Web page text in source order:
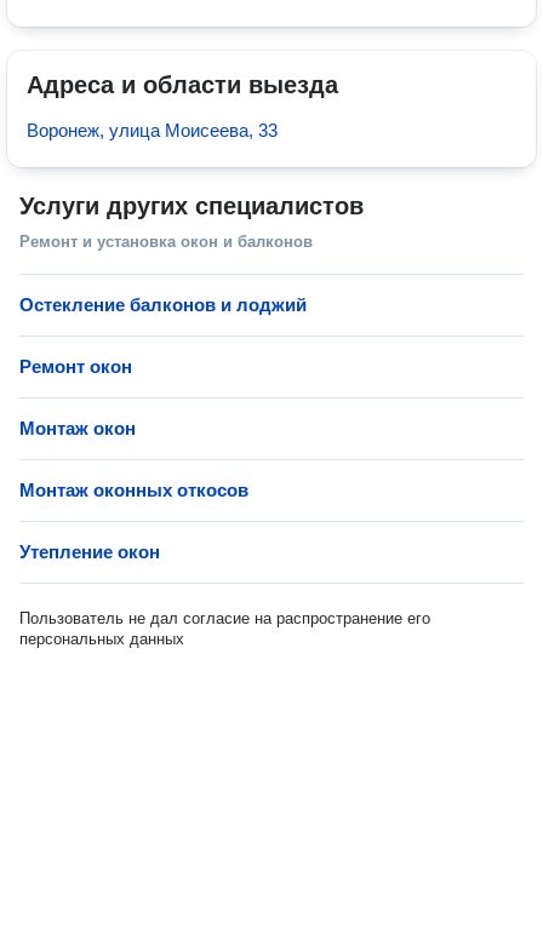
Адреса и области выезда
Воронеж, улица Моисеева, 33
Услуги других специалистов
Ремонт и установка окон и балконов
Остекление балконов и лоджий
Ремонт окон
Монтаж окон
Монтаж оконных откосов
Утепление окон
Пользователь не дал согласие на распространение его
персональных данных